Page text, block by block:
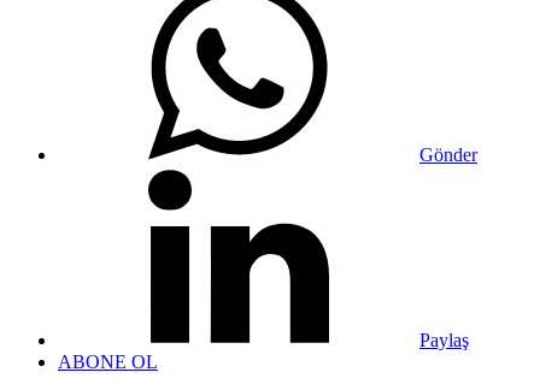
Gönder
Paylaş
ABONE OL